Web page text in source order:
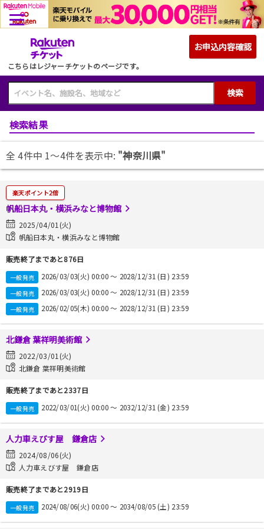
こちらはレジャーチケットのページです。
検索
検索結果
全 4件中 1〜4件を表示中: "神奈川県"
楽天ポイント2倍
帆船日本丸・横浜みなと博物館
2025/04/01(火)
帆船日本丸・横浜みなと博物館
販売終了まであと876日
一般発売 2026/03/03(火) 00:00 〜 2028/12/31 (日) 23:59
一般発売 2026/03/03(火) 00:00 〜 2028/12/31 (日) 23:59
一般発売 2026/02/05(木) 00:00 〜 2028/12/31 (日) 23:59
北鎌倉 葉祥明美術館
2022/03/01(火)
北鎌倉 葉祥明美術館
販売終了まであと2337日
一般発売 2022/03/01(火) 00:00 〜 2032/12/31 (金) 23:59
人力車えびす屋 鎌倉店
2024/08/06(火)
人力車えびす屋 鎌倉店
販売終了まであと2919日
一般発売 2024/08/06(火) 00:00 〜 2034/08/05 (土) 23:59